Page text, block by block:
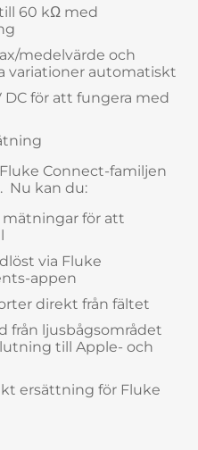
60 kΩ med
medelvärde och
variationer automatiskt
DC för att fungera med
Connect-familjen
Nu kan du:
mätningar för att
via Fluke
appen
direkt från fältet
från ljusbågsområdet
till Apple- och
ersättning för Fluke